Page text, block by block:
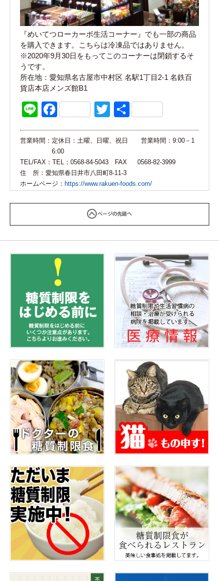
『めいてつローカーボ生活コーナー』でも一部の商品
を購入できます。こちらは冷凍品ではありません。
※2020年9月30日をもってこのコーナーは閉鎖するそ
うです。
所在地：愛知県名古屋市中村区 名駅1丁目2-1 名鉄百
貨店本店メンズ館B1
LineFacebookTwitter
共
有
営業時間： 定休日：土曜、日曜、祝日 営業時間：9:00－1
6:00
TEL/FAX： TEL：0568-84-5043 FAX 0568-82-3999
住 所： 愛知県春日井市八田町8-11-3
ホームページ： https://www.rakuen-foods.com/